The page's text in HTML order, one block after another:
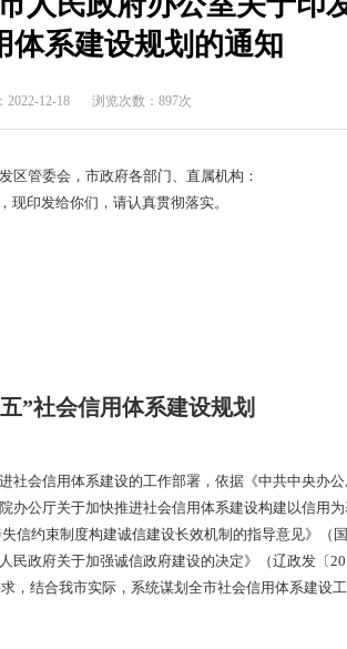
发布日期：
社会信用体系建设规
经市政府同意，现印发给你们，请认真贯